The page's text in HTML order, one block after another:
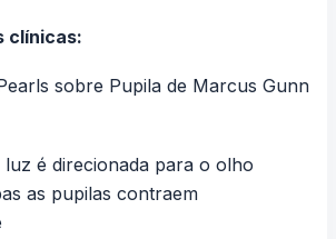
clínicas:
sobre Pupila de Marcus Gunn
luz é direcionada para o olho
as pupilas contraem